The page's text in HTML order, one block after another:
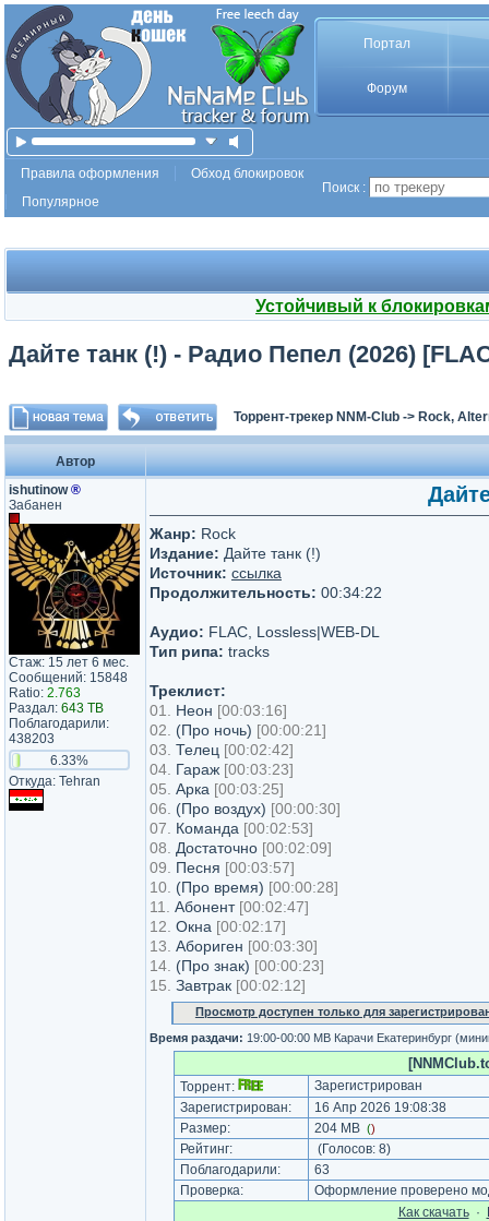
Портал
Форум
Правила оформления
Обход блокировок
Популярное
Поиск :
Устойчивый к
Дайте танк (!) - Радио Пепел (2026)
Торрент-трекер NNM-Club -> Rock,
Автор
ishutinow®
Забанен
Стаж: 15 лет 6 мес.
Сообщений: 15848
Ratio: 2.763
Раздал: 643 TB
Поблагодарили:
438203
6.33%
Откуда: Tehran
Жанр: Rock
Издание: Дайте танк (!)
Источник: ссылка
Продолжительность: 00:34:22
Аудио: FLAC, Lossless|WEB-DL
Тип рипа: tracks
Треклист:
01.
Неон [00:03:16]
02.
(Про ночь) [00:00:21]
03. Телец [00:02:42]
04. Гараж [00:03:23]
05. Арка [00:03:25]
06.
(Про воздух) [00:00:30]
07.
Команда [00:02:53]
08.
Достаточно [00:02:09]
09.
Песня [00:03:57]
10. (Про время) [00:00:28]
11.
Абонент [00:02:47]
12. Окна [00:02:17]
13. Абориген [00:03:30]
14. (Про знак) [00:00:23]
15. Завтрак [00:02:12]
Просмотр доступен только для
Время раздачи: 19:00-00:00 МВ Карачи Екатеринбург
Торрент:
Зарегистрирован
Зарегистрирован:
16 Апр 2026 19:08:38
Размер:
204 MB ()
Рейтинг: (Голосов: 8)
Поблагодарили:
63
Проверка:
Оформление проверено
Как cкачать·